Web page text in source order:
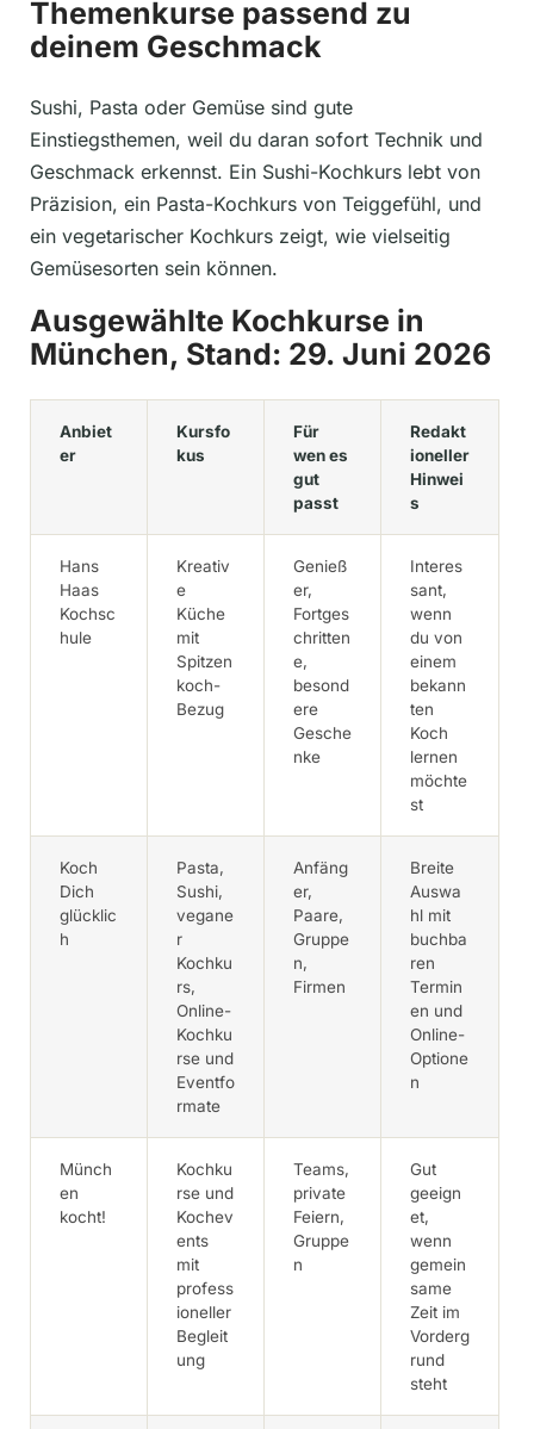
Themenkurse passend zu
deinem Geschmack
Sushi, Pasta oder Gemüse sind gute
Einstiegsthemen, weil du daran sofort Technik und
Geschmack erkennst. Ein Sushi-Kochkurs lebt von
Präzision, ein Pasta-Kochkurs von Teiggefühl, und
ein vegetarischer Kochkurs zeigt, wie vielseitig
Gemüsesorten sein können.
Ausgewählte Kochkurse in
München, Stand: 29. Juni 2026
Anbiet
er
Kursfo
kus
Für
wen es
gut
passt
Redakt
ioneller
Hinwei
s
Hans
Haas
Kochsc
hule
Kreativ
e
Küche
mit
Spitzen
koch-
Bezug
Genieß
er,
Fortges
chritten
e,
besond
ere
Gesche
nke
Interes
sant,
wenn
du von
einem
bekann
ten
Koch
lernen
möchte
st
Koch
Dich
glücklic
h
Pasta,
Sushi,
vegane
r
Kochku
rs,
Online-
Kochku
rse und
Eventfo
rmate
Anfäng
er,
Paare,
Gruppe
n,
Firmen
Breite
Auswa
hl mit
buchba
ren
Termin
en und
Online-
Optione
n
Münch
en
kocht!
Kochku
rse und
Kochev
ents
mit
profess
ioneller
Begleit
ung
Teams,
private
Feiern,
Gruppe
n
Gut
geeign
et,
wenn
gemein
same
Zeit im
Vorderg
rund
steht